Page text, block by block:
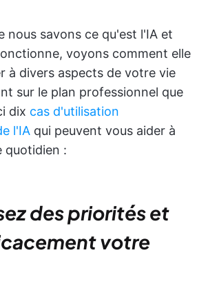
nous savons ce qu'est l'IA et
voyons comment elle
à divers aspects de votre vie
sur le plan professionnel que
dix cas d'utilisation
l'IA qui peuvent vous aider à
quotidien :
des priorités et
votre